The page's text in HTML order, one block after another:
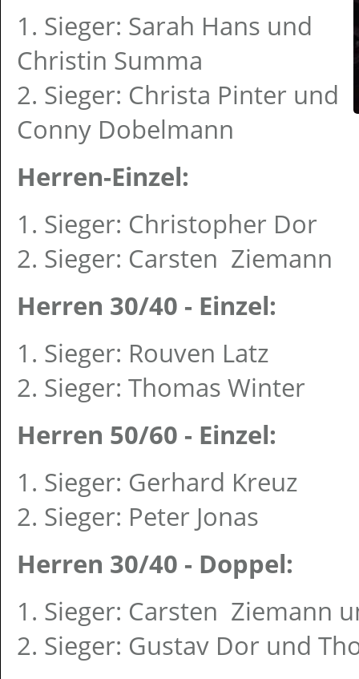
1. Sieger: Sarah Hans und
Christin Summa
2. Sieger: Christa Pinter und
Conny Dobelmann
Herren-Einzel:
1. Sieger: Christopher Dor
2. Sieger: Carsten Ziemann
Herren 30/40 - Einzel:
1. Sieger: Rouven Latz
2. Sieger: Thomas Winter
Herren 50/60 - Einzel:
1. Sieger: Gerhard Kreuz
2. Sieger: Peter Jonas
Herren 30/40 - Doppel:
1. Sieger: Carsten Ziemann
2. Sieger: Gustav Dor und